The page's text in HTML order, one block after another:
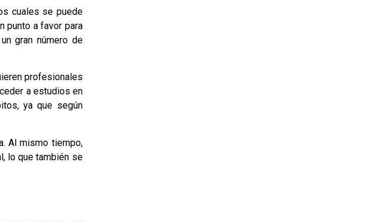
cuales se puede
punto a favor para
gran número de
profesionales
a estudios en
ya que según
Al mismo tiempo,
lo que también se